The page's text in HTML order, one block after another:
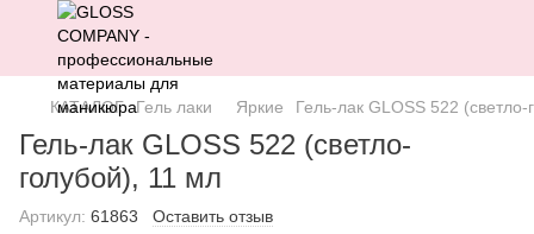
КАТАЛОГ Гель лаки Яркие Гель-лак GLOSS 522
Гель-лак GLOSS 522 (светло-
голубой), 11 мл
Артикул: 61863 Оставить отзыв